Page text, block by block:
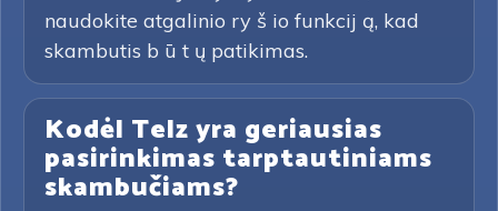
naudokite atgalinio ry š io funkcij ą, kad
skambutis b ū t ų patikimas.
Kodėl Telz yra geriausias
pasirinkimas tarptautiniams
skambučiams?